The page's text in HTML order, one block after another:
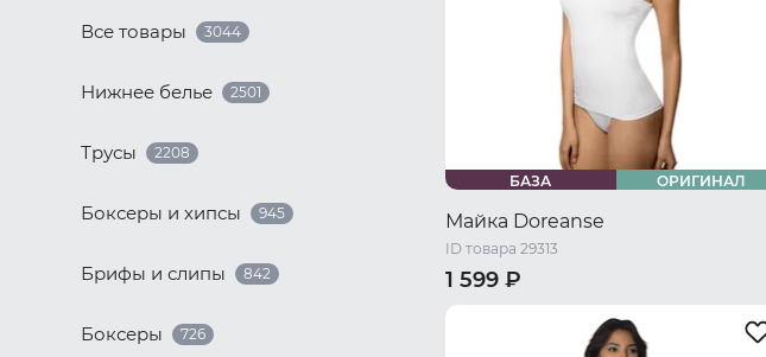
Все товары
3044
Нижнее белье 2501
Трусы 2208
Боксеры и хипсы 945
Брифы и слипы 842
Боксеры 726
БАЗА ОРИГИНАЛ
Майка Doreanse
ID товара 29313
1 599 ₽
44 RU / M
52 RU / XXL 54 RU / XXXL